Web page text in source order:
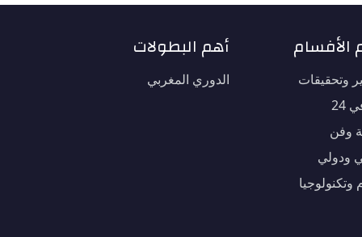
الأفسام
وتحقيقات
وفن
ودولي
وتكنولوجيا
أهم البطولات
الدوري المغربي